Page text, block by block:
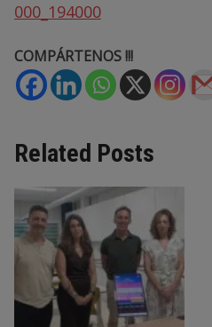
000_194000
COMPÁRTENOS !!!
Related Posts